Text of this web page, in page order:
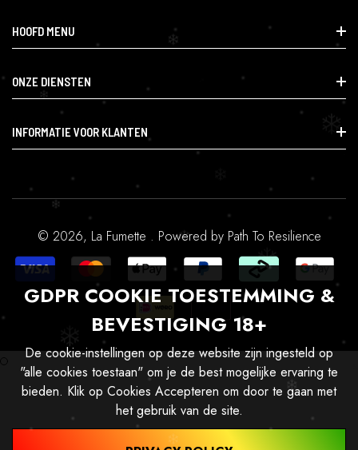
Info@lafumette.nl
Haagweg 14, 4814 GD Breda
0624555262
HOOFD MENU
Smartshop
CBD & Gezondheid
Research & Speciaal
Accessoires & Benodigdheden
ONZE DIENSTEN
Smartshop
CBD & Gezondheid
Research & Speciaal
Accessoires & Benodigdheden
INFORMATIE VOOR KLANTEN
Profiel
© 2026, La Fumette . Powered by Path To Resilience
GDPR COOKIE TOESTEMMING &
BEVESTIGING 18+
De cookie-instellingen op deze website zijn ingesteld op
"alle cookies toestaan" om je de best mogelijke ervaring te
bieden. Klik op Cookies Accepteren om door te gaan met
het gebruik van de site.